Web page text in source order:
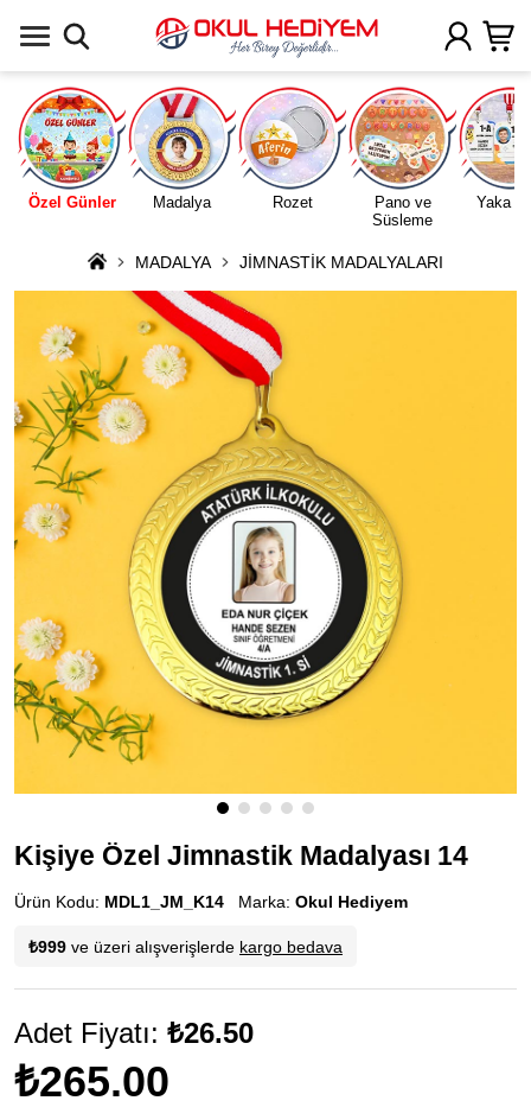
Özel Günler Madalya Rozet
Pano ve
Süsleme
Yaka
MADALYA JİMNASTİK MADALYALARI
Kişiye Özel Jimnastik Madalyası 14
Ürün Kodu: MDL1_JM_K14 Marka: Okul Hediyem
₺999 ve üzeri alışverişlerde kargo bedava
Adet Fiyatı: ₺26.50
₺265.00
Uygulamada Aç